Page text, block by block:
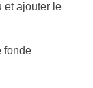
et ajouter le
fonde